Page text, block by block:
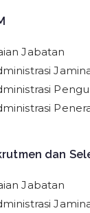
Jabatan
dan
Jabatan